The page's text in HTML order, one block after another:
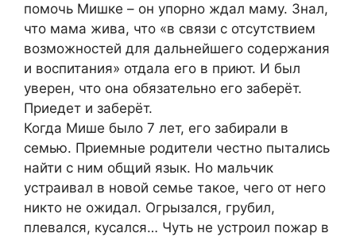
помочь Мишке – он упорно ждал маму. Знал,
что мама жива, что «в связи с отсутствием
возможностей для дальнейшего содержания
и воспитания» отдала его в приют. И был
уверен, что она обязательно его заберёт.
Приедет и заберёт.
Когда Мише было 7 лет, его забирали в
семью. Приемные родители честно пытались
найти с ним общий язык. Но мальчик
устраивал в новой семье такое, чего от него
никто не ожидал. Огрызался, грубил,
плевался, кусался… Чуть не устроил пожар в